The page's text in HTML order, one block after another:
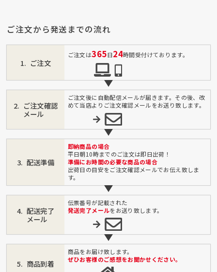
ご注文から発送までの流れ
ご注文
ご注文は365日24時間受付けております。
ご注文確認
メール
ご注文後に自動配信メールが届きます。その後、改
めて当店よりご注文確認メールをお送り致します。
配送準備
即納商品の場合
平日朝10時までのご注文は即日出荷！
準備にお時間の必要な商品の場合
出荷日の目安をご注文確認メールでお伝え致しま
す。
配送完了
メール
伝票番号が記載された
発送完了メールをお送り致します。
商品到着
商品をお届け致します。
ぜひお客様のご感想をお聞かせください。